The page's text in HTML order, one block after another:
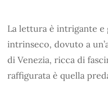
La lettura è intrigante e
intrinseco, dovuto a
di Venezia, ricca di
raffigurata è quella